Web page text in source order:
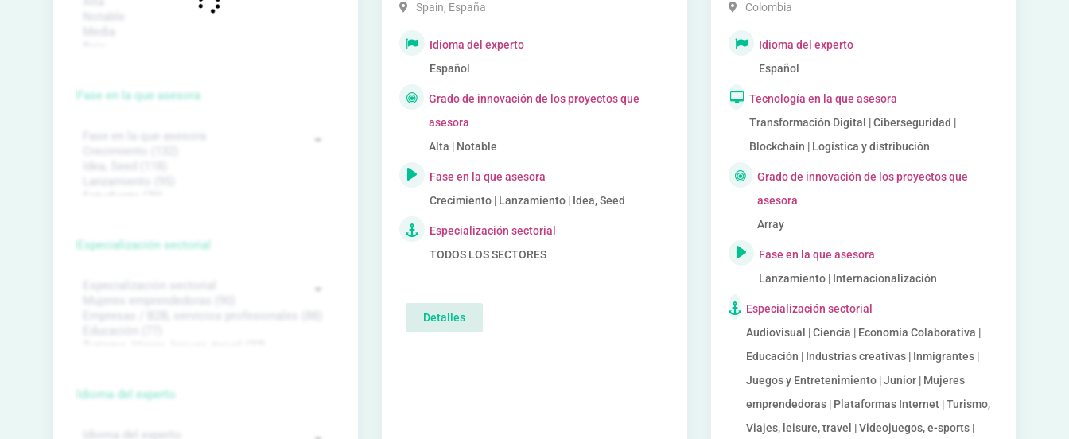
Spain, España
Idioma del experto
Español
Grado de innovación de los proyectos que
asesora
Alta | Notable
Fase en la que asesora
Crecimiento | Lanzamiento | Idea, Seed
Especialización sectorial
TODOS LOS SECTORES
Detalles
Colombia
Idioma del experto
Español
Tecnología en la que asesora
Transformación Digital | Ciberseguridad |
Blockchain | Logística y distribución
Grado de innovación de los proyectos que
asesora
Array
Fase en la que asesora
Lanzamiento | Internacionalización
Especialización sectorial
Audiovisual | Ciencia | Economía Colaborativa |
Educación | Industrias creativas | Inmigrantes |
Juegos y Entretenimiento | Junior | Mujeres
emprendedoras | Plataformas Internet | Turismo,
Viajes, leisure, travel | Videojuegos, e-sports |
Fase en la que asesora
Especialización sectorial
Idioma del experto